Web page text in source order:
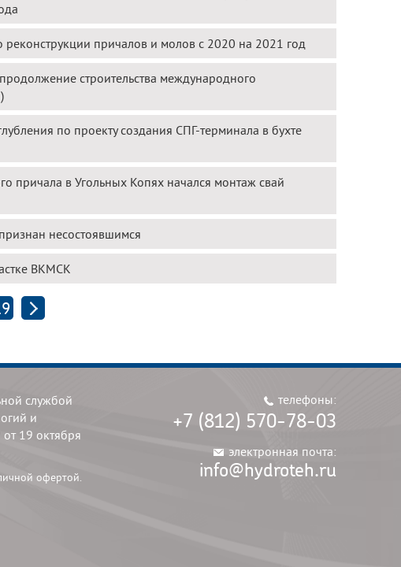
реконструкции причалов и молов с 2020 на 2021 год
строительства международного
по проекту создания СПГ-терминала в бухте
причала в Угольных Копях начался монтаж свай
несостоявшимся
ВКМСК
службой
и
19 октября
офертой.
телефоны:
+7 (812) 570-78-03
электронная почта:
info@hydroteh.ru